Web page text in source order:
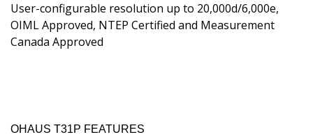
User-configurable resolution up to 20,000d/6,000e,
OIML Approved, NTEP Certified and Measurement
Canada Approved
OHAUS T31P FEATURES